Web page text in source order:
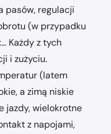
pasów, regulacji
(w przypadku
Każdy z tych
i zużyciu.
(latem
a zimą niskie
jazdy, wielokrotne
z napojami,